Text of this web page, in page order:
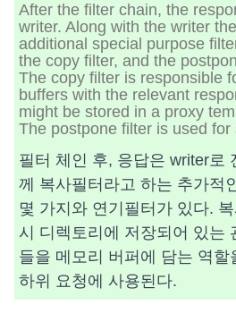
After the filter chain, the
writer. Along with the writer
additional special purpose
the copy filter, and the
The copy filter is responsible
buffers with the relevant
might be stored in a proxy
The postpone filter is used for
필터 체인 후, 응답은 writer로
께 복사필터라고 하는 추가적
몇 가지와 연기필터가 있다.
시 디렉토리에 저장되어 있는
들을 메모리 버퍼에 담는 역할
하위 요청에 사용된다.